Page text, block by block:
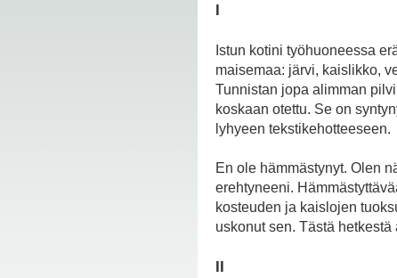
I
Istun kotini työhuoneessa
maisemaa: järvi, kaislikko,
Tunnistan jopa alimman
koskaan otettu. Se on
lyhyeen tekstikehotteeseen.
En ole hämmästynyt. Olen
erehtyneeni.
kosteuden ja kaislojen
uskonut sen. Tästä
II